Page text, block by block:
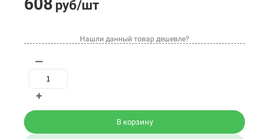
608 руб/шт
Нашли данный товар дешевле?
—
+
В корзину